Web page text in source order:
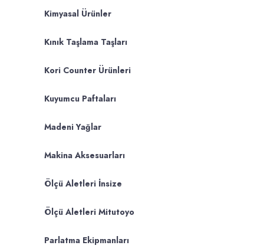
Kimyasal Ürünler
Kınık Taşlama Taşları
Kori Counter Ürünleri
Kuyumcu Paftaları
Madeni Yağlar
Makina Aksesuarları
Ölçü Aletleri İnsize
Ölçü Aletleri Mitutoyo
Parlatma Ekipmanları